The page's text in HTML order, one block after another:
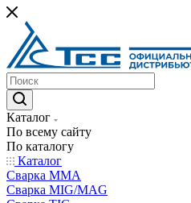
Каталог
По всему сайту
По каталогу
Каталог
Сварка MMA
Сварка MIG/MAG